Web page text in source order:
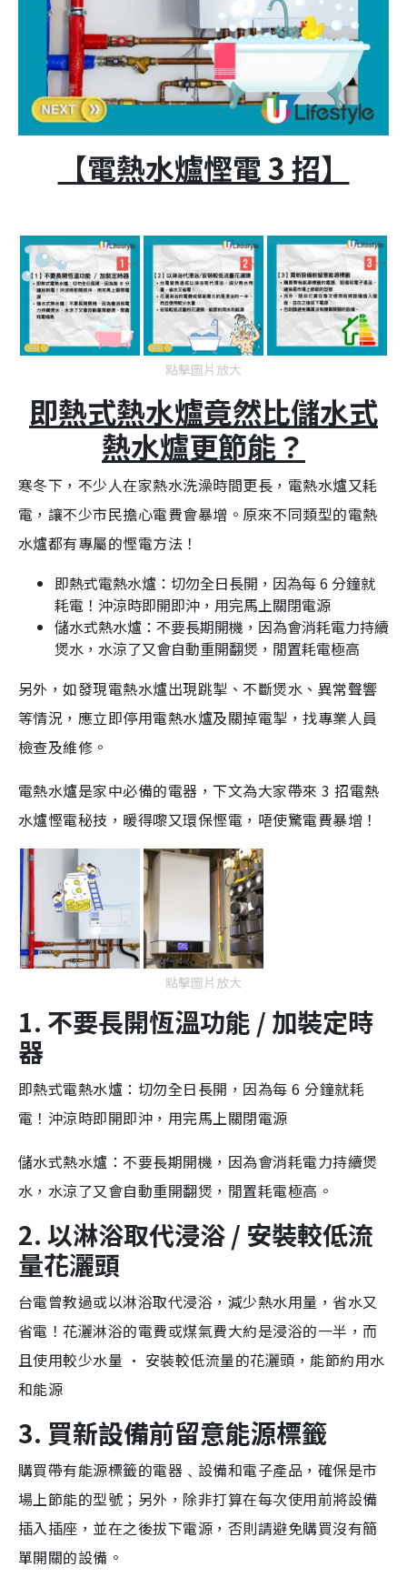
【電熱水爐慳電 3 招】
點擊圖片放大
即熱式熱水爐竟然比儲水式
熱水爐更節能？
寒冬下，不少人在家熱水洗澡時間更長，電熱水爐又耗
電，讓不少市民擔心電費會暴增。原來不同類型的電熱
水爐都有專屬的慳電方法！
即熱式電熱水爐：切勿全日長開，因為每 6 分鐘就
耗電！沖涼時即開即沖，用完馬上關閉電源
儲水式熱水爐：不要長期開機，因為會消耗電力持續
煲水，水涼了又會自動重開翻煲，閒置耗電極高
另外，如發現電熱水爐出現跳掣、不斷煲水、異常聲響
等情況，應立即停用電熱水爐及關掉電掣，找專業人員
檢查及維修。
電熱水爐是家中必備的電器，下文為大家帶來 3 招電熱
水爐慳電秘技，暖得嚟又環保慳電，唔使驚電費暴增！
點擊圖片放大
1. 不要長開恆溫功能 / 加裝定時
器
即熱式電熱水爐：切勿全日長開，因為每 6 分鐘就耗
電！沖涼時即開即沖，用完馬上關閉電源
儲水式熱水爐：不要長期開機，因為會消耗電力持續煲
水，水涼了又會自動重開翻煲，閒置耗電極高。
2. 以淋浴取代浸浴 / 安裝較低流
量花灑頭
台電曾教過或以淋浴取代浸浴，減少熱水用量，省水又
省電！花灑淋浴的電費或煤氣費大約是浸浴的一半，而
且使用較少水量 · 安裝較低流量的花灑頭，能節約用水
和能源
3. 買新設備前留意能源標籤
購買帶有能源標籤的電器﹑設備和電子產品，確保是市
場上節能的型號；另外，除非打算在每次使用前將設備
插入插座，並在之後拔下電源，否則請避免購買沒有簡
單開關的設備。